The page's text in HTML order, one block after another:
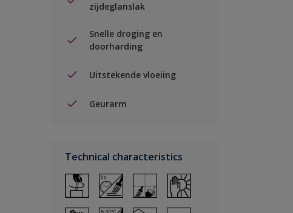
zijdeglanslak
Snelle droging en
doorharding
Uitstekende vloeiing
Geurarm
Technical characteristics